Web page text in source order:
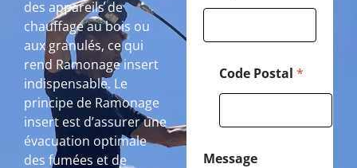
des appareils de
chauffage au bois ou
aux granulés, ce qui
rend Ramonage insert
indispensable. Le
principe de Ramonage
insert est d’assurer une
évacuation optimale
des fumées et de
Code Postal *
Message